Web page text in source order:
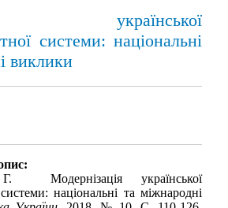
української
системи: національні
виклики
Модернізація української
національні та міжнародні